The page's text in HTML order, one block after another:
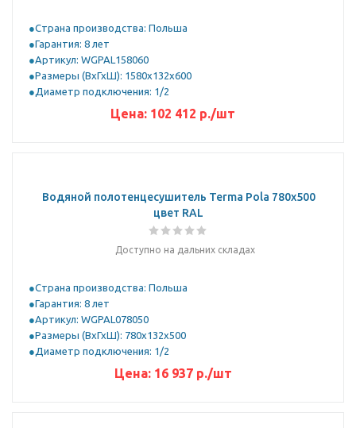
Страна производства: Польша
Гарантия: 8 лет
Артикул: WGPAL158060
Размеры (ВхГхШ): 1580х132х600
Диаметр подключения: 1/2
Цена: 102 412 р./шт
Водяной полотенцесушитель Terma Pola 780x500
цвет RAL
Доступно на дальних складах
Страна производства: Польша
Гарантия: 8 лет
Артикул: WGPAL078050
Размеры (ВхГхШ): 780х132х500
Диаметр подключения: 1/2
Цена: 16 937 р./шт